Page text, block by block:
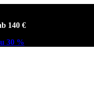
140 €
30 %